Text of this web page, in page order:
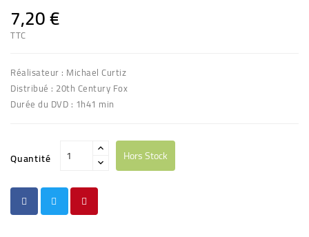
7,20 €
TTC
Réalisateur : Michael Curtiz
Distribué : 20th Century Fox
Durée du DVD : 1h41 min
Quantité Hors Stock